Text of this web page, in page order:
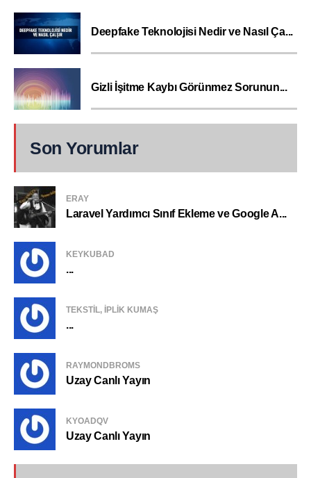
Deepfake Teknolojisi Nedir ve Nasıl Ça...
Gizli İşitme Kaybı Görünmez Sorunun...
Son Yorumlar
ERAY
Laravel Yardımcı Sınıf Ekleme ve Google A...
KEYKUBAD
...
TEKSTIL, IPLIK KUMAŞ
...
RAYMONDBROMS
Uzay Canlı Yayın
KYOADQV
Uzay Canlı Yayın